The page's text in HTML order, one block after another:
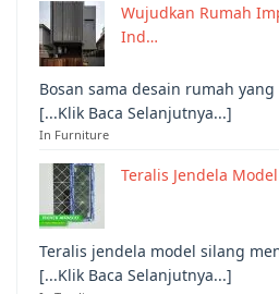
Wujudkan Rumah
Ind…
Bosan sama desain rumah
[...Klik Baca Selanjutnya...]
In Furniture
Teralis Jendela
Teralis jendela model silang
[...Klik Baca Selanjutnya...]